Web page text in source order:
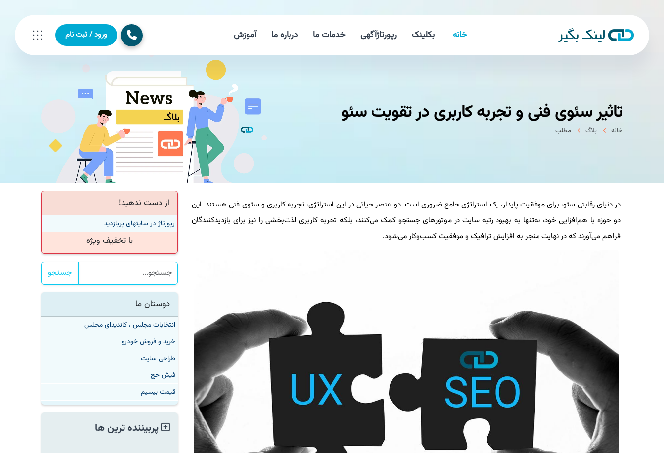
خانه بکلینک رپورتاژآگهی خدمات ما درباره ما آموزش ورود / ثبت نام
تاثیر سئوی فنی و تجربه کاربری در تقویت سئو
خانه بلاگ مطلب
در دنیای رقابتی سئو، برای موفقیت پایدار، یک استراتژی جامع ضروری است. دو عنصر حیاتی در این استراتژی، تجربه کاربری و سئوی فنی هستند. این
دو حوزه با هم‌افزایی خود، نه‌تنها به بهبود رتبه سایت در موتورهای جستجو کمک می‌کنند، بلکه تجربه کاربری لذت‌بخشی را نیز برای بازدیدکنندگان
فراهم می‌آورند که در نهایت منجر به افزایش ترافیک و موفقیت کسب‌وکار می‌شود.
از دست ندهید!
رپورتاژ در سایتهای پربازدید
با تخفیف ویژه
جستجو
دوستان ما
انتخابات مجلس ، کاندیدای مجلس
خرید و فروش خودرو
طراحی سایت
فیش حج
قیمت بیسیم
پربیننده ترین ها